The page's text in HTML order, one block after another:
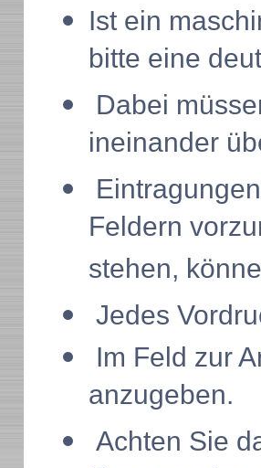
Ist ein
bitte eine
Dabei
ineinander
Feldern
stehen,
Jedes
Im Feld zur
anzugeben.
Achten Sie